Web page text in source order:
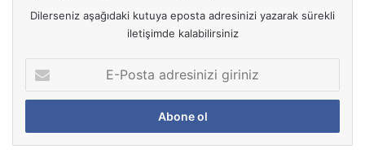
Dilerseniz aşağıdaki kutuya eposta adresinizi yazarak sürekli
iletişimde kalabilirsiniz
P
s